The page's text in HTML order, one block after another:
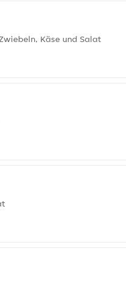
Käse und Salat